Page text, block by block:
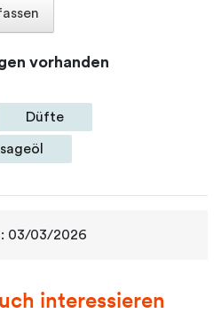
vorhanden
Düfte
03/03/2026
interessieren